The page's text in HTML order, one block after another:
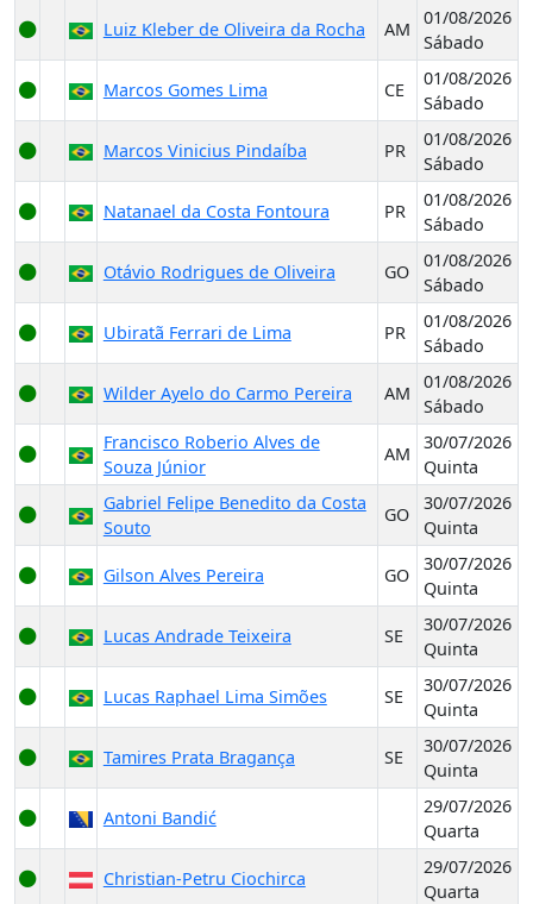
Luiz Kleber de Oliveira da Rocha AM
01/08/2026
Sábado
Marcos Gomes Lima CE
01/08/2026
Sábado
Marcos Vinicius Pindaíba PR
01/08/2026
Sábado
Natanael da Costa Fontoura PR
01/08/2026
Sábado
Otávio Rodrigues de Oliveira GO
01/08/2026
Sábado
Ubiratã Ferrari de Lima PR
01/08/2026
Sábado
Wilder Ayelo do Carmo Pereira AM
01/08/2026
Sábado
Francisco Roberio Alves de
Souza Júnior
AM
30/07/2026
Quinta
Gabriel Felipe Benedito da Costa
Souto
GO
30/07/2026
Quinta
Gilson Alves Pereira GO
30/07/2026
Quinta
Lucas Andrade Teixeira SE
30/07/2026
Quinta
Lucas Raphael Lima Simões SE
30/07/2026
Quinta
Tamires Prata Bragança SE
30/07/2026
Quinta
Antoni Bandić
29/07/2026
Quarta
Christian-Petru Ciochirca
29/07/2026
Quarta